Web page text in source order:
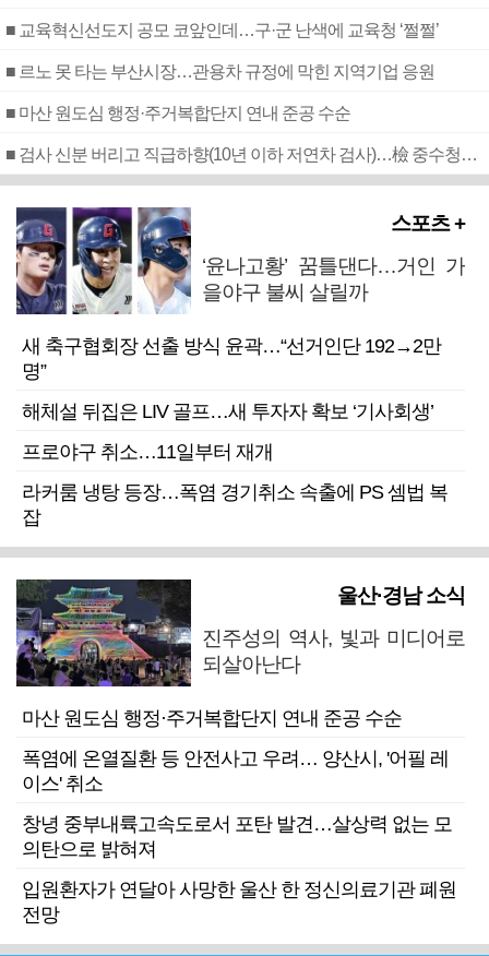
■ 교육혁신선도지 공모 코앞인데…구·군 난색에 교육청 ‘쩔쩔’
■ 르노 못 타는 부산시장…관용차 규정에 막힌 지역기업 응원
■ 마산 원도심 행정·주거복합단지 연내 준공 수순
■ 검사 신분 버리고 직급하향(10년 이하 저연차 검사)…檢 중수청행 기피
스포츠 +
‘윤나고황’ 꿈틀댄다…거인 가
을야구 불씨 살릴까
새 축구협회장 선출 방식 윤곽…“선거인단 192→2만
명”
해체설 뒤집은 LIV 골프…새 투자자 확보 ‘기사회생’
프로야구 취소…11일부터 재개
라커룸 냉탕 등장…폭염 경기취소 속출에 PS 셈법 복
잡
울산·경남 소식
진주성의 역사, 빛과 미디어로
되살아난다
마산 원도심 행정·주거복합단지 연내 준공 수순
폭염에 온열질환 등 안전사고 우려… 양산시, '어필 레
이스' 취소
창녕 중부내륙고속도로서 포탄 발견…살상력 없는 모
의탄으로 밝혀져
입원환자가 연달아 사망한 울산 한 정신의료기관 폐원
전망